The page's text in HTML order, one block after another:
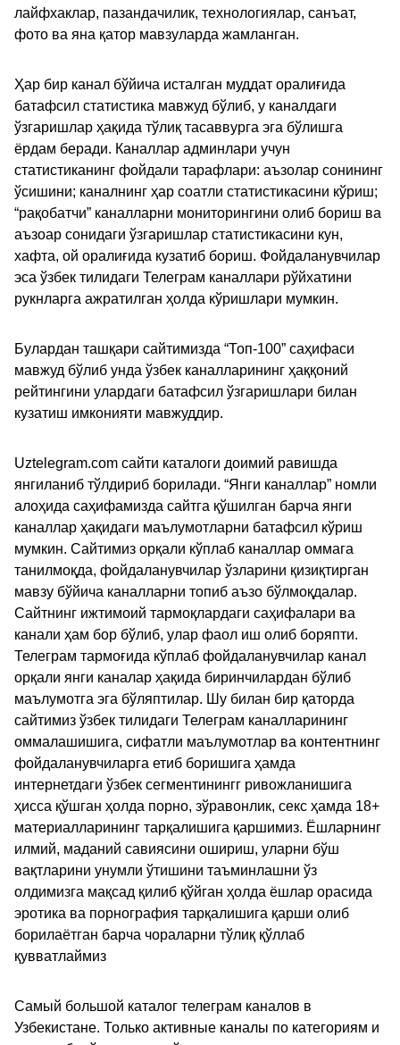
лайфхаклар, пазандачилик, технологиялар, санъат,
фото ва яна қатор мавзуларда жамланган.
Ҳар бир канал бўйича исталган муддат оралиғида
батафсил статистика мавжуд бўлиб, у каналдаги
ўзгаришлар ҳақида тўлиқ тасаввурга эга бўлишга
ёрдам беради. Каналлар админлари учун
статистиканинг фойдали тарафлари: аъзолар сонининг
ўсишини; каналнинг ҳар соатли статистикасини кўриш;
“рақобатчи” каналларни мониторингини олиб бориш ва
аъзоар сонидаги ўзгаришлар статистикасини кун,
хафта, ой оралиғида кузатиб бориш. Фойдаланувчилар
эса ўзбек тилидаги Телеграм каналлари рўйхатини
рукнларга ажратилган ҳолда кўришлари мумкин.
Булардан ташқари сайтимизда “Топ-100” саҳифаси
мавжуд бўлиб унда ўзбек каналларининг ҳаққоний
рейтингини улардаги батафсил ўзгаришлари билан
кузатиш имконияти мавжуддир.
Uztelegram.com сайти каталоги доимий равишда
янгиланиб тўлдириб борилади. “Янги каналлар” номли
алоҳида саҳифамизда сайтга қўшилган барча янги
каналлар ҳақидаги маълумотларни батафсил кўриш
мумкин. Сайтимиз орқали кўплаб каналлар оммага
танилмоқда, фойдаланувчилар ўзларини қизиқтирган
мавзу бўйича каналларни топиб аъзо бўлмоқдалар.
Сайтнинг ижтимоий тармоқлардаги саҳифалари ва
канали ҳам бор бўлиб, улар фаол иш олиб боряпти.
Телеграм тармоғида кўплаб фойдаланувчилар канал
орқали янги каналар ҳақида биринчилардан бўлиб
маълумотга эга бўляптилар. Шу билан бир қаторда
сайтимиз ўзбек тилидаги Телеграм каналларининг
оммалашишига, сифатли маълумотлар ва контентнинг
фойдаланувчиларга етиб боришига ҳамда
интернетдаги ўзбек сегментинингг ривожланишига
ҳисса қўшган ҳолда порно, зўравонлик, секс ҳамда 18+
материалларининг тарқалишига қаршимиз. Ёшларнинг
илмий, маданий савиясини ошириш, уларни бўш
вақтларини унумли ўтишини таъминлашни ўз
олдимизга мақсад қилиб қўйган ҳолда ёшлар орасида
эротика ва порнография тарқалишига қарши олиб
борилаётган барча чораларни тўлиқ қўллаб
қувватлаймиз
Самый большой каталог телеграм каналов в
Узбекистане. Только активные каналы по категориям и